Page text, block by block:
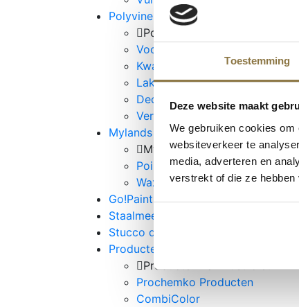
Toestemming
Deze website maakt
We gebruiken cookies
websiteverkeer te
media, adverteren en
verstrekt of die ze
Polyvine Assortiment
Polyvine Assortiment
Voorbereiding
Kwasten en Gereedschappen
Lakken & Metallic's
Decoratieve toepassingen
Vernissen en Bescherming
Mylands House of Colour
Mylands House of Colour
Point Of Sale
Wax Polishes
Go!Paint Roll & Go
Staalmeester Kwasten
Stucco d'Or
Producten van Rust-oleum
Producten van Rust-oleum
Prochemko Producten
CombiColor